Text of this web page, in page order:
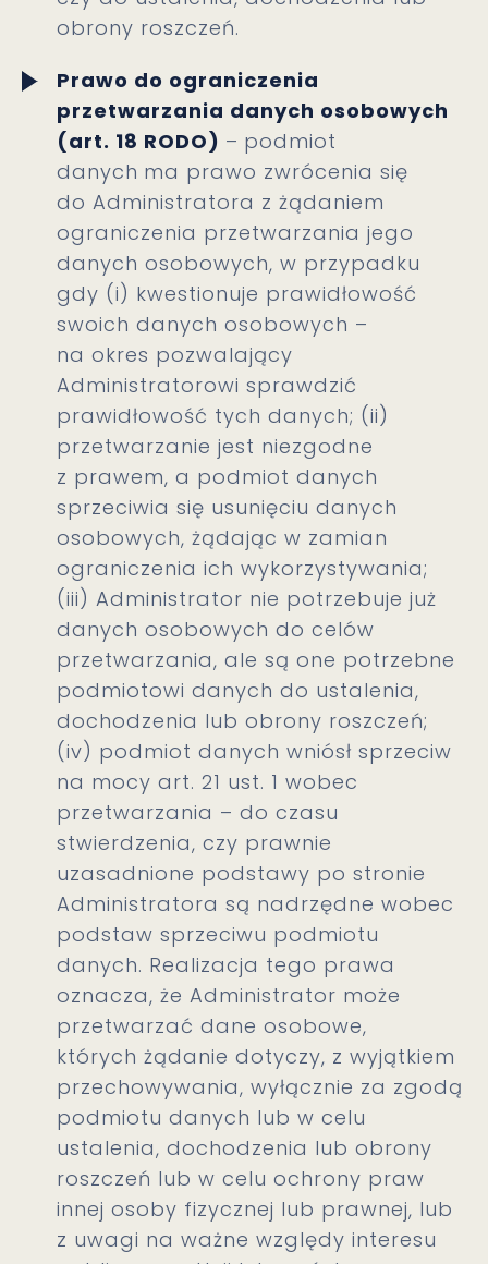
obrony roszczeń.
Prawo do ograniczenia
przetwarzania danych osobowych
(art. 18 RODO) – podmiot
danych ma prawo zwrócenia się
do Administratora z żądaniem
ograniczenia przetwarzania jego
danych osobowych, w przypadku
gdy (i) kwestionuje prawidłowość
swoich danych osobowych –
na okres pozwalający
Administratorowi sprawdzić
prawidłowość tych danych; (ii)
przetwarzanie jest niezgodne
z prawem, a podmiot danych
sprzeciwia się usunięciu danych
osobowych, żądając w zamian
ograniczenia ich wykorzystywania;
(iii) Administrator nie potrzebuje już
danych osobowych do celów
przetwarzania, ale są one potrzebne
podmiotowi danych do ustalenia,
dochodzenia lub obrony roszczeń;
(iv) podmiot danych wniósł sprzeciw
na mocy art. 21 ust. 1 wobec
przetwarzania – do czasu
stwierdzenia, czy prawnie
uzasadnione podstawy po stronie
Administratora są nadrzędne wobec
podstaw sprzeciwu podmiotu
danych. Realizacja tego prawa
oznacza, że Administrator może
przetwarzać dane osobowe,
których żądanie dotyczy, z wyjątkiem
przechowywania, wyłącznie za zgodą
podmiotu danych lub w celu
ustalenia, dochodzenia lub obrony
roszczeń lub w celu ochrony praw
innej osoby fizycznej lub prawnej, lub
z uwagi na ważne względy interesu